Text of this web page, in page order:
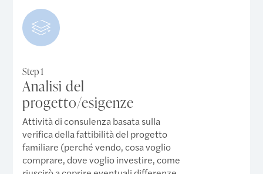
Step 1
Analisi del
progetto/esigenze
Attività di consulenza basata sulla
verifica della fattibilità del progetto
familiare (perché vendo, cosa voglio
comprare, dove voglio investire, come